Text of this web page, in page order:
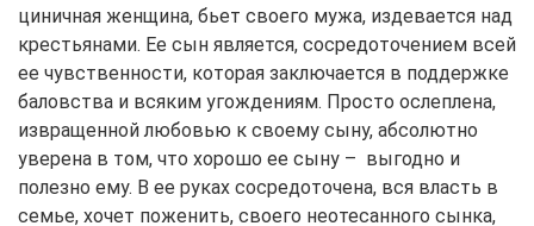
циничная женщина, бьет своего мужа, издевается над
крестьянами. Ее сын является, сосредоточением всей
ее чувственности, которая заключается в поддержке
баловства и всяким угождениям. Просто ослеплена,
извращенной любовью к своему сыну, абсолютно
уверена в том, что хорошо ее сыну – выгодно и
полезно ему. В ее руках сосредоточена, вся власть в
семье, хочет поженить, своего неотесанного сынка,